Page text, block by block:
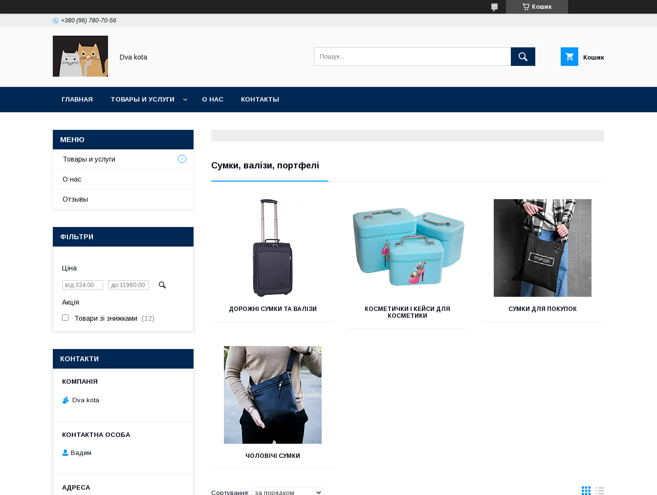
Кошик
+380 (96) 780-70-56
Dva kota Кошик
ГЛАВНАЯ ТОВАРЫ И УСЛУГИ О НАС КОНТАКТЫ
Сумки, валізи, портфелі
ДОРОЖНІ СУМКИ ТА ВАЛІЗИ
КОСМЕТИЧКИ І КЕЙСИ ДЛЯ
КОСМЕТИКИ
СУМКИ ДЛЯ ПОКУПОК
ЧОЛОВІЧІ СУМКИ
Товары и услуги
О нас
Отзывы
ФІЛЬТРИ
Ціна
Акція
Товари зі знижками 12
КОНТАКТИ
Dva kota
Вадим